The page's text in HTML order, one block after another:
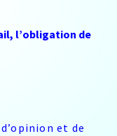
l’obligation de
et de